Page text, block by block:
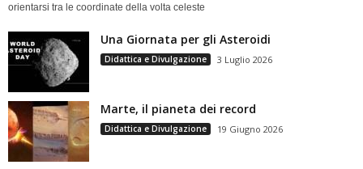
orientarsi tra le coordinate della volta celeste
Una Giornata per gli Asteroidi
Didattica e Divulgazione 3 Luglio 2026
Marte, il pianeta dei record
Didattica e Divulgazione 19 Giugno 2026